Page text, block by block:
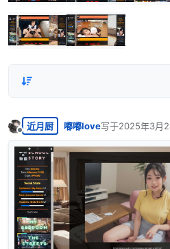
离线
近月厨 嘟嘟love写于2025年3月
最后由 编辑